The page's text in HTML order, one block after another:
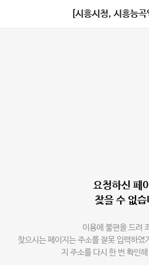
[시흥시청, 시흥능
요청하신 페
찾을 수 없습
이용에 불편을 드려
찾으시는 페이지는 주소를 잘못 입력하였
지 주소를 다시 한 번 확인